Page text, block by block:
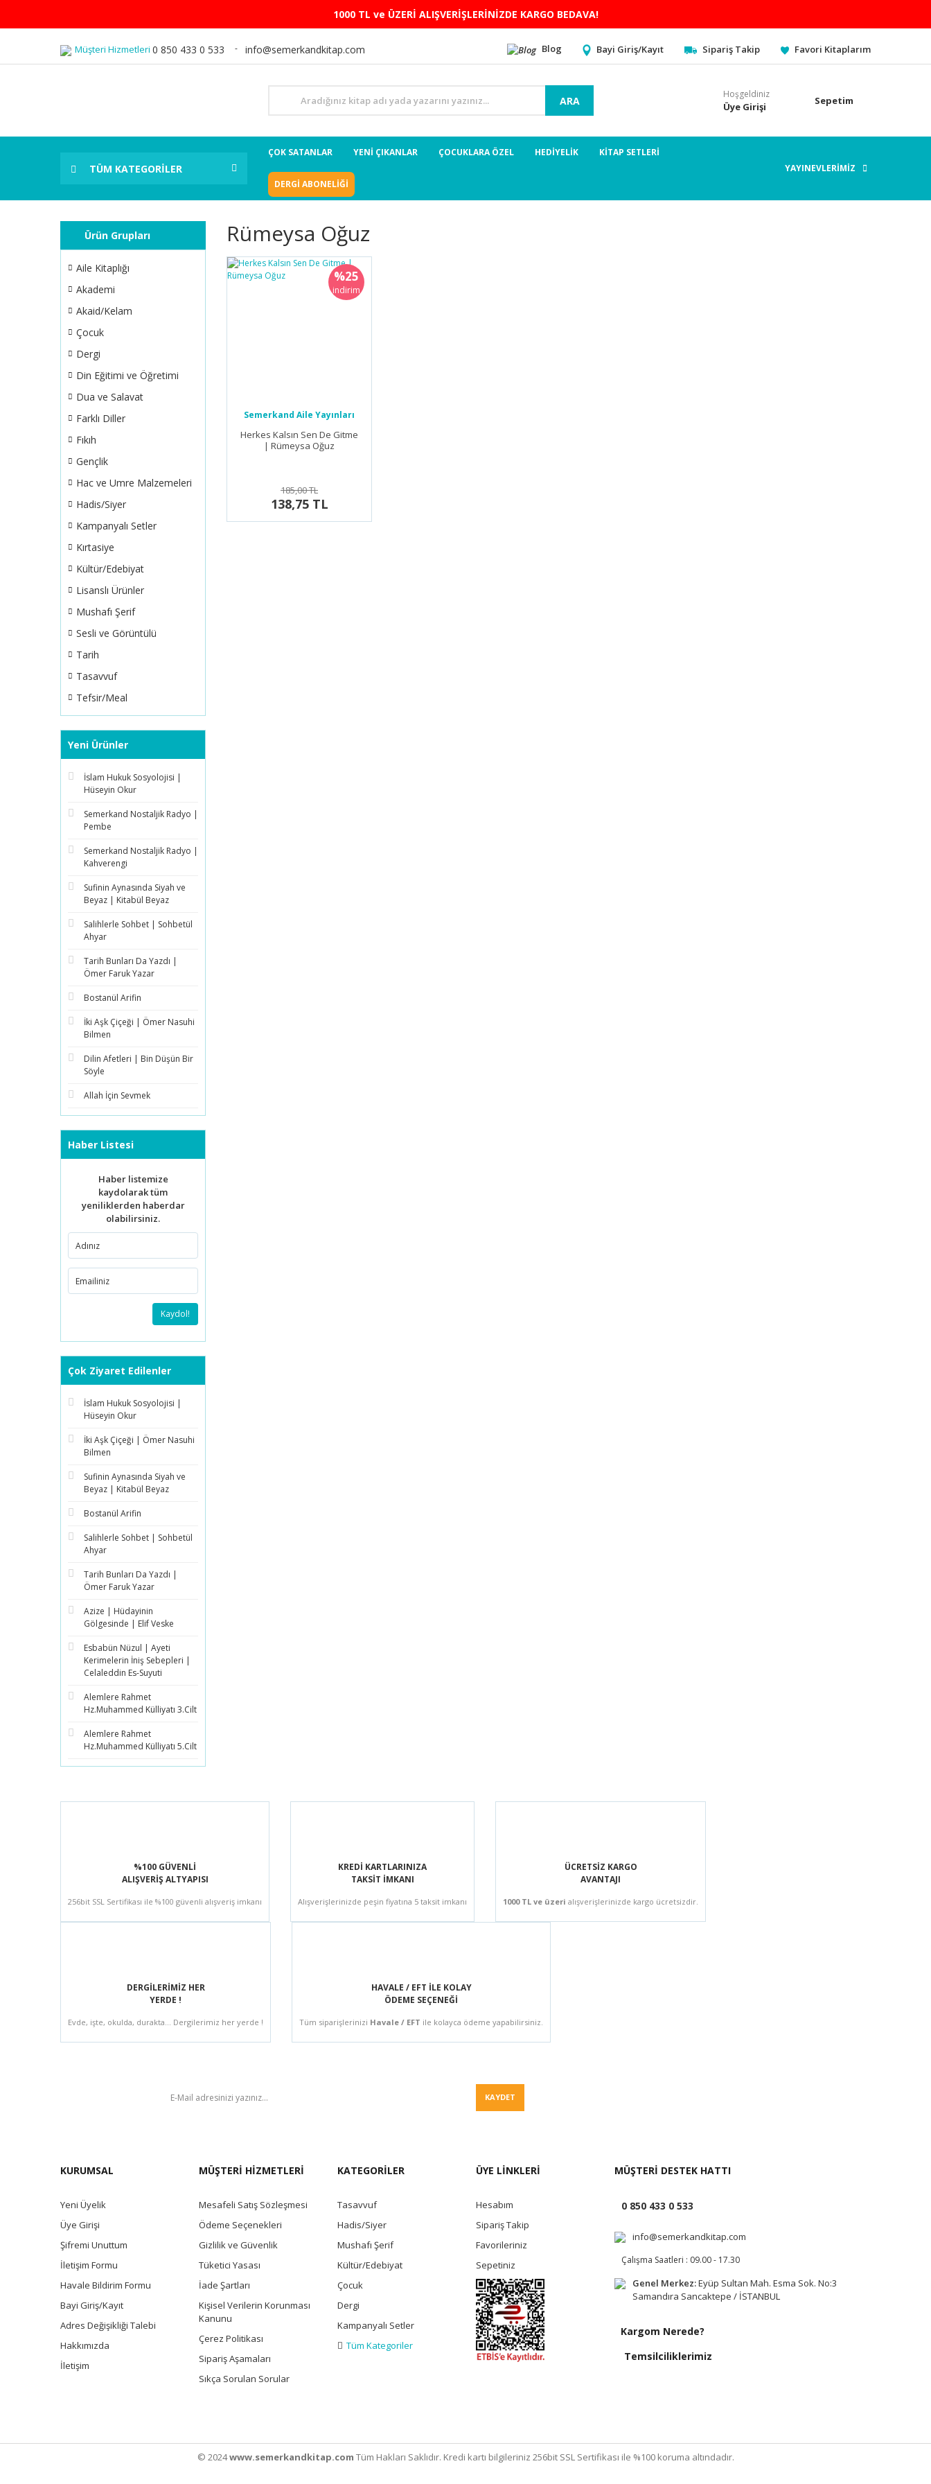
1000 TL ve ÜZERİ ALIŞVERİŞLERİNİZDE KARGO BEDAVA!
Müşteri Hizmetleri 0 850 433 0 533 info@semerkandkitap.com Blog Bayi Giriş/Kayıt Sipariş Takip Favori Kitaplarım
ARA
Hoşgeldiniz
Üye Girişi Sepetim
TÜM KATEGORİLER
ÇOK SATANLAR YENİ ÇIKANLAR ÇOCUKLARA ÖZEL HEDİYELİK KİTAP SETLERİ
DERGİ ABONELİĞİ
YAYINEVLERİMİZ
Ürün Grupları
Aile Kitaplığı
Akademi
Akaid/Kelam
Çocuk
Dergi
Din Eğitimi ve Öğretimi
Dua ve Salavat
Farklı Diller
Fıkıh
Gençlik
Hac ve Umre Malzemeleri
Hadis/Siyer
Kampanyalı Setler
Kırtasiye
Kültür/Edebiyat
Lisanslı Ürünler
Mushafı Şerif
Sesli ve Görüntülü
Tarih
Tasavvuf
Tefsir/Meal
Yeni Ürünler
İslam Hukuk Sosyolojisi |
Hüseyin Okur
Semerkand Nostaljik Radyo |
Pembe
Semerkand Nostaljik Radyo |
Kahverengi
Sufinin Aynasında Siyah ve
Beyaz | Kitabül Beyaz
Salihlerle Sohbet | Sohbetül
Ahyar
Tarih Bunları Da Yazdı |
Ömer Faruk Yazar
Bostanül Arifin
İki Aşk Çiçeği | Ömer Nasuhi
Bilmen
Dilin Afetleri | Bin Düşün Bir
Söyle
Allah İçin Sevmek
Haber Listesi
Haber listemize
kaydolarak tüm
yeniliklerden haberdar
olabilirsiniz.
Kaydol!
Çok Ziyaret Edilenler
İslam Hukuk Sosyolojisi |
Hüseyin Okur
İki Aşk Çiçeği | Ömer Nasuhi
Bilmen
Sufinin Aynasında Siyah ve
Beyaz | Kitabül Beyaz
Bostanül Arifin
Salihlerle Sohbet | Sohbetül
Ahyar
Tarih Bunları Da Yazdı |
Ömer Faruk Yazar
Azize | Hüdayinin
Gölgesinde | Elif Veske
Esbabün Nüzul | Ayeti
Kerimelerin İniş Sebepleri |
Celaleddin Es-Suyuti
Alemlere Rahmet
Hz.Muhammed Külliyatı 3.Cilt
Alemlere Rahmet
Hz.Muhammed Külliyatı 5.Cilt
Rümeysa Oğuz
%25
indirim
Semerkand Aile Yayınları
Herkes Kalsın Sen De Gitme
| Rümeysa Oğuz
185,00 TL
138,75 TL
%100 GÜVENLİ
ALIŞVERİŞ ALTYAPISI
256bit SSL Sertifikası ile %100 güvenli alışveriş imkanı
KREDİ KARTLARINIZA
TAKSİT İMKANI
Alışverişlerinizde peşin fiyatına 5 taksit imkanı
ÜCRETSİZ KARGO
AVANTAJI
1000 TL ve üzeri alışverişlerinizde kargo ücretsizdir.
DERGİLERİMİZ HER
YERDE !
Evde, işte, okulda, durakta... Dergilerimiz her yerde !
HAVALE / EFT İLE KOLAY
ÖDEME SEÇENEĞİ
Tüm siparişlerinizi Havale / EFT ile kolayca ödeme yapabilirsiniz.
KAYDET
KURUMSAL
Yeni Üyelik
Üye Girişi
Şifremi Unuttum
İletişim Formu
Havale Bildirim Formu
Bayi Giriş/Kayıt
Adres Değişikliği Talebi
Hakkımızda
İletişim
MÜŞTERİ HİZMETLERİ
Mesafeli Satış Sözleşmesi
Ödeme Seçenekleri
Gizlilik ve Güvenlik
Tüketici Yasası
İade Şartları
Kişisel Verilerin Korunması
Kanunu
Çerez Politikası
Sipariş Aşamaları
Sıkça Sorulan Sorular
KATEGORİLER
Tasavvuf
Hadis/Siyer
Mushafı Şerif
Kültür/Edebiyat
Çocuk
Dergi
Kampanyalı Setler
Tüm Kategoriler
ÜYE LİNKLERİ
Hesabım
Sipariş Takip
Favorileriniz
Sepetiniz
MÜŞTERİ DESTEK HATTI
0 850 433 0 533
info@semerkandkitap.com
Çalışma Saatleri : 09.00 - 17.30
Genel Merkez:Eyüp Sultan Mah. Esma Sok. No:3
Samandıra Sancaktepe / İSTANBUL
Kargom Nerede?
Temsilciliklerimiz
© 2024www.semerkandkitap.com Tüm Hakları Saklıdır. Kredi kartı bilgileriniz 256bit SSL Sertifikası ile %100 koruma altındadır.